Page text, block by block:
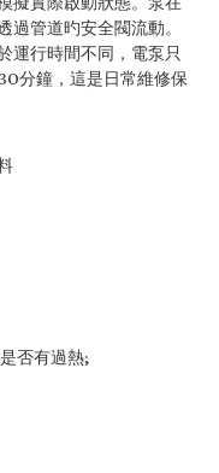
擬實際啟動狀態。泵在
過管道旳安全閥流動。
運行時間不同，電泵只
分鐘，這是日常維修保
否有過熱;